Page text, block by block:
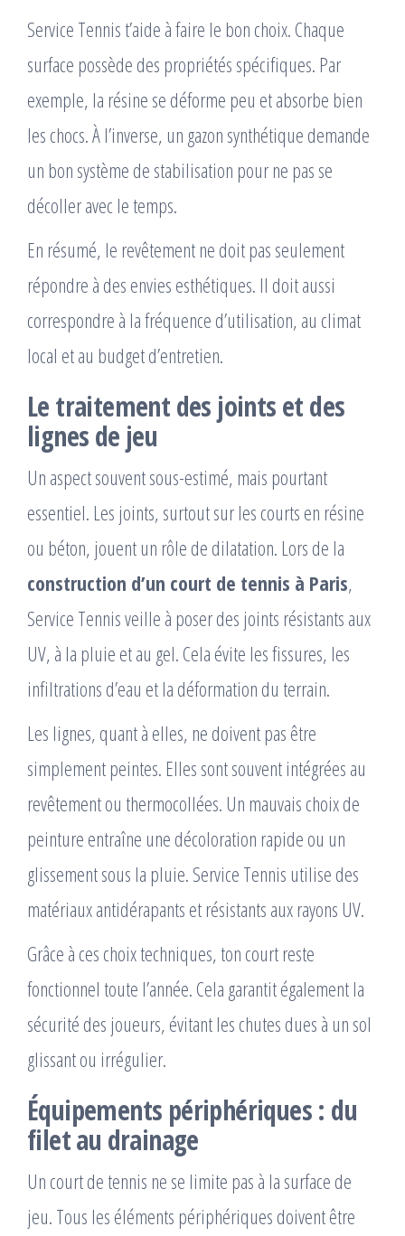
Service Tennis t’aide à faire le bon choix. Chaque
surface possède des propriétés spécifiques. Par
exemple, la résine se déforme peu et absorbe bien
les chocs. À l’inverse, un gazon synthétique demande
un bon système de stabilisation pour ne pas se
décoller avec le temps.
En résumé, le revêtement ne doit pas seulement
répondre à des envies esthétiques. Il doit aussi
correspondre à la fréquence d’utilisation, au climat
local et au budget d’entretien.
Le traitement des joints et des
lignes de jeu
Un aspect souvent sous-estimé, mais pourtant
essentiel. Les joints, surtout sur les courts en résine
ou béton, jouent un rôle de dilatation. Lors de la
construction d’un court de tennis à Paris,
Service Tennis veille à poser des joints résistants aux
UV, à la pluie et au gel. Cela évite les fissures, les
infiltrations d’eau et la déformation du terrain.
Les lignes, quant à elles, ne doivent pas être
simplement peintes. Elles sont souvent intégrées au
revêtement ou thermocollées. Un mauvais choix de
peinture entraîne une décoloration rapide ou un
glissement sous la pluie. Service Tennis utilise des
matériaux antidérapants et résistants aux rayons UV.
Grâce à ces choix techniques, ton court reste
fonctionnel toute l’année. Cela garantit également la
sécurité des joueurs, évitant les chutes dues à un sol
glissant ou irrégulier.
Équipements périphériques : du
filet au drainage
Un court de tennis ne se limite pas à la surface de
jeu. Tous les éléments périphériques doivent être